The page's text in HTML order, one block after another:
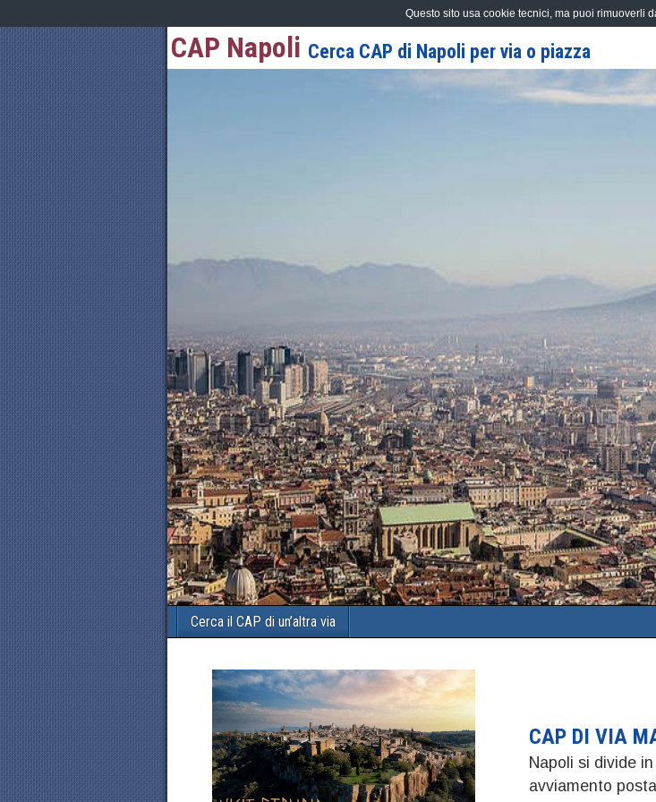
CAP Napoli Cerca CAP di Napoli per via o piazza
Cerca il CAP di un’altra via
CAP DI VIA
Napoli si divide
avviamento
Questo sito usa cookie tecnici, ma puoi rimuoverli